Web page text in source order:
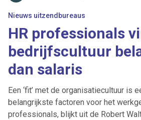
Nieuws uitzendbureaus
HR professionals
bedrijfscultuur
dan salaris
Een ‘fit’ met de organisatiecultuur is
belangrijkste factoren voor het
professionals, blijkt uit de Robert